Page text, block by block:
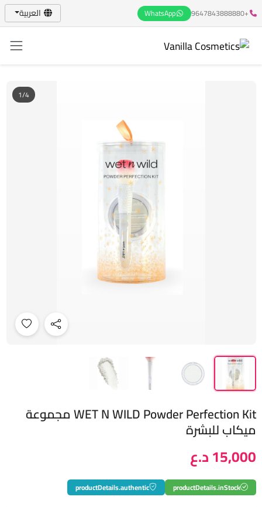
+9647843888880
WhatsApp العربية
1/4
WET N WILD Powder Perfection Kit مجموعة
ميكاب للبشرة
15,000 د.ع
productDetails.inStock
productDetails.authentic